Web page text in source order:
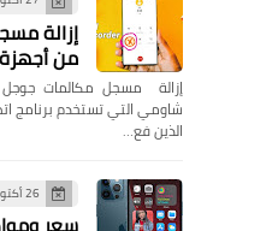
إزالة
من
إزالة مسجل مكالمات
شاومي التي تستخدم برنامج
الذين فع…
26 أكتوبر 2020